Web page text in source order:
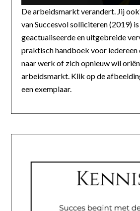
De arbeidsmarkt verandert. Jij
van Succesvol solliciteren (2019)
geactualiseerde en uitgebreide
praktisch handboek voor iedereen
naar werk of zich opnieuw wil
arbeidsmarkt. Klik op de
een exemplaar.